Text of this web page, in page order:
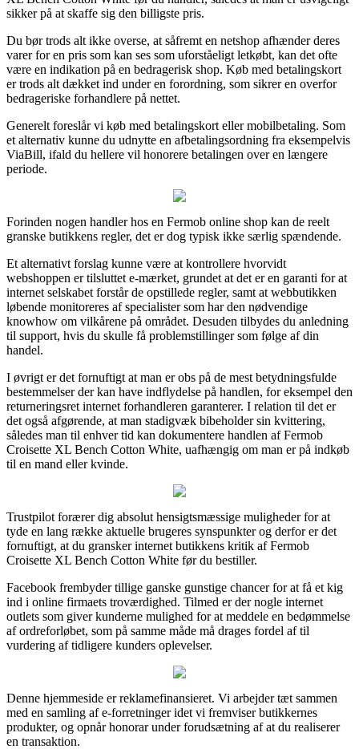
sikker på at skaffe sig den billigste pris.
Du bør trods alt ikke overse, at såfremt en netshop afhænder deres
varer for en pris som kan ses som uforståeligt letkøbt, kan det ofte
være en indikation på en bedragerisk shop. Køb med betalingskort
er trods alt dækket ind under en forordning, som sikrer en overfor
bedrageriske forhandlere på nettet.
Generelt foreslår vi køb med betalingskort eller mobilbetaling. Som
et alternativ kunne du udnytte en afbetalingsordning fra eksempelvis
ViaBill, ifald du hellere vil honorere betalingen over en længere
periode.
Forinden nogen handler hos en Fermob online shop kan de reelt
granske butikkens regler, det er dog typisk ikke særlig spændende.
Et alternativt forslag kunne være at kontrollere hvorvidt
webshoppen er tilsluttet e-mærket, grundet at det er en garanti for at
internet selskabet forstår de opstillede regler, samt at webbutikken
løbende monitoreres af specialister som har den nødvendige
knowhow om vilkårene på området. Desuden tilbydes du anledning
til support, hvis du skulle få problemstillinger som følge af din
handel.
I øvrigt er det fornuftigt at man er obs på de mest betydningsfulde
bestemmelser der kan have indflydelse på handlen, for eksempel den
returneringsret internet forhandleren garanterer. I relation til det er
det også afgørende, at man stadigvæk bibeholder sin kvittering,
således man til enhver tid kan dokumentere handlen af Fermob
Croisette XL Bench Cotton White, uafhængig om man er på indkøb
til en mand eller kvinde.
Trustpilot forærer dig absolut hensigtsmæssige muligheder for at
tyde en lang række aktuelle brugeres synspunkter og derfor er det
fornuftigt, at du gransker internet butikkens kritik af Fermob
Croisette XL Bench Cotton White før du bestiller.
Facebook frembyder tillige ganske gunstige chancer for at få et kig
ind i online firmaets troværdighed. Tilmed er der nogle internet
outlets som giver kunderne mulighed for at meddele en bedømmelse
af ordreforløbet, som på samme måde må drages fordel af til
vurdering af tidligere kunders oplevelser.
Denne hjemmeside er reklamefinansieret. Vi arbejder tæt sammen
med en samling af e-forretninger idet vi fremviser butikkernes
produkter, og opnår honorar under forudsætning af at du realiserer
en transaktion.